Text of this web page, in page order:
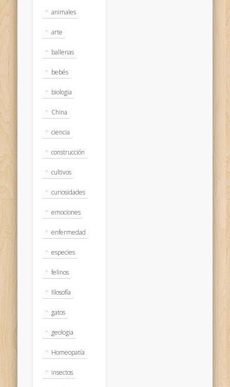
animales
arte
ballenas
bebés
biologia
China
ciencia
construcción
cultivos
curiosidades
emociones
enfermedad
especies
felinos
filosofía
gatos
geologia
Homeopatía
insectos